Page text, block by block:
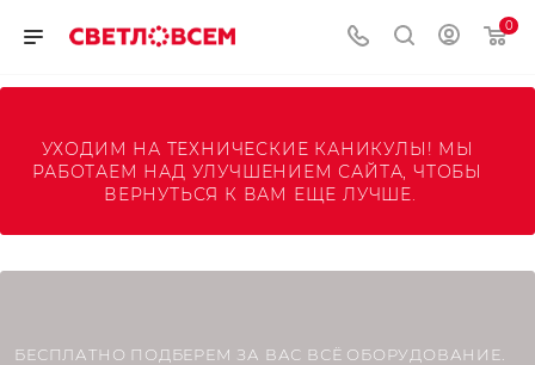
0
УХОДИМ НА ТЕХНИЧЕСКИЕ КАНИКУЛЫ! МЫ
РАБОТАЕМ НАД УЛУЧШЕНИЕМ САЙТА, ЧТОБЫ
ВЕРНУТЬСЯ К ВАМ ЕЩЕ ЛУЧШЕ.
БЕСПЛАТНО ПОДБЕРЕМ ЗА ВАС ВСЁ ОБОРУДОВАНИЕ.